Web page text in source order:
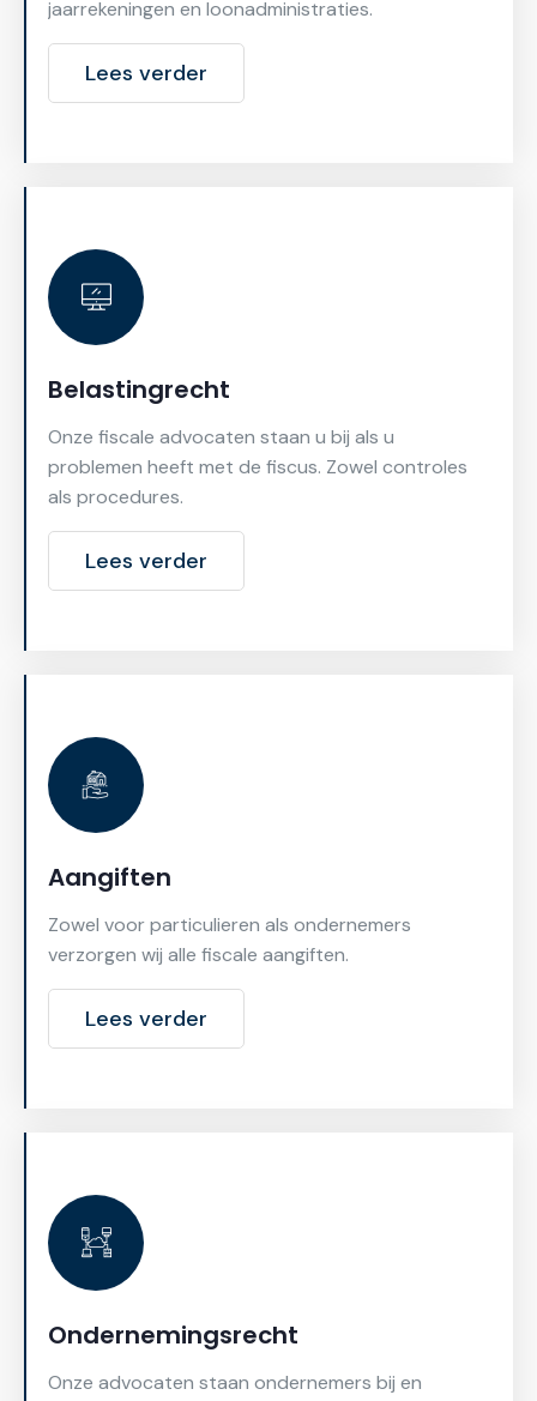
jaarrekeningen en loonadministraties.
Lees verder
Belastingrecht
Onze fiscale advocaten staan u bij als u
problemen heeft met de fiscus. Zowel controles
als procedures.
Lees verder
Aangiften
Zowel voor particulieren als ondernemers
verzorgen wij alle fiscale aangiften.
Lees verder
Ondernemingsrecht
Onze advocaten staan ondernemers bij en